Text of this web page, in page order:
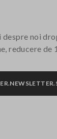
noi
reducere de